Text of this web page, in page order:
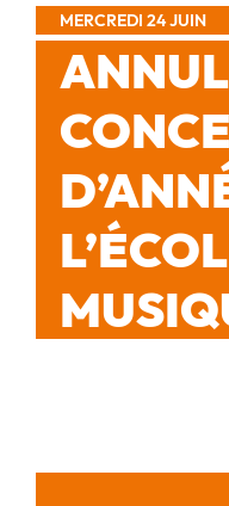
MERCREDI 24 JUIN